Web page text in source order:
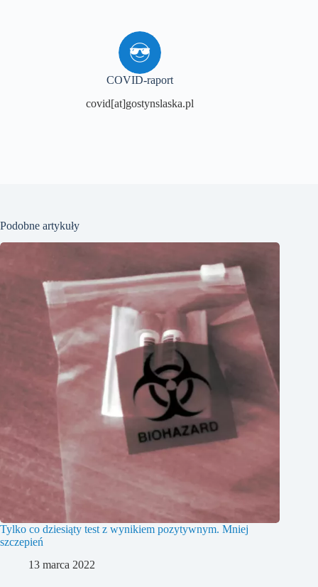
COVID-raport
covid[at]gostynslaska.pl
Podobne artykuły
Tylko co dziesiąty test z wynikiem pozytywnym. Mniej
szczepień
13 marca 2022